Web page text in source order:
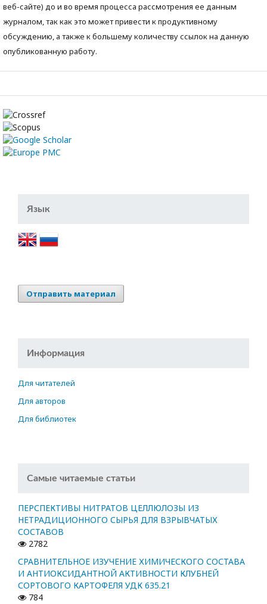
веб-сайте) до и во время процесса рассмотрения ее данным
журналом, так как это может привести к продуктивному
обсуждению, а также к большему количеству ссылок на данную
опубликованную работу.
Язык
Отправить материал
Информация
Для читателей
Для авторов
Для библиотек
Самые читаемые статьи
ПЕРСПЕКТИВЫ НИТРАТОВ ЦЕЛЛЮЛОЗЫ ИЗ
НЕТРАДИЦИОННОГО СЫРЬЯ ДЛЯ ВЗРЫВЧАТЫХ
СОСТАВОВ
2782
СРАВНИТЕЛЬНОЕ ИЗУЧЕНИЕ ХИМИЧЕСКОГО СОСТАВА
И АНТИОКСИДАНТНОЙ АКТИВНОСТИ КЛУБНЕЙ
СОРТОВОГО КАРТОФЕЛЯ УДК 635.21
784